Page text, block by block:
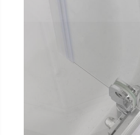
стекло, с поддоном,